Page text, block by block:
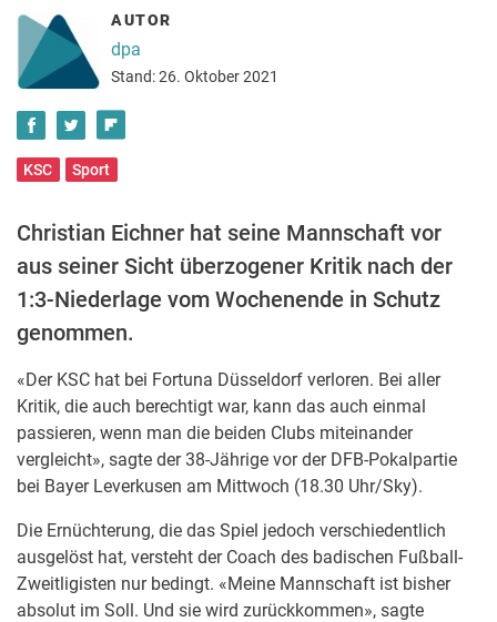
AUTOR
dpa
Stand: 26. Oktober 2021
KSC Sport
Christian Eichner hat seine Mannschaft vor
aus seiner Sicht überzogener Kritik nach der
1:3-Niederlage vom Wochenende in Schutz
genommen.
«Der KSC hat bei Fortuna Düsseldorf verloren. Bei aller
Kritik, die auch berechtigt war, kann das auch einmal
passieren, wenn man die beiden Clubs miteinander
vergleicht», sagte der 38-Jährige vor der DFB-Pokalpartie
bei Bayer Leverkusen am Mittwoch (18.30 Uhr/Sky).
Die Ernüchterung, die das Spiel jedoch verschiedentlich
ausgelöst hat, versteht der Coach des badischen Fußball-
Zweitligisten nur bedingt. «Meine Mannschaft ist bisher
absolut im Soll. Und sie wird zurückkommen», sagte